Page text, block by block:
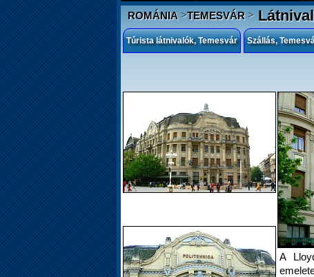
ROMÁNIA>TEMESVÁR>
Túrista látnivalók, Temesvár Szállás,
A